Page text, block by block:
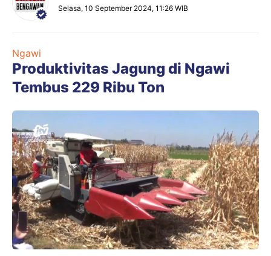
Selasa, 10 September 2024, 11:26 WIB
Ngawi
Produktivitas Jagung di Ngawi
Tembus 229 Ribu Ton